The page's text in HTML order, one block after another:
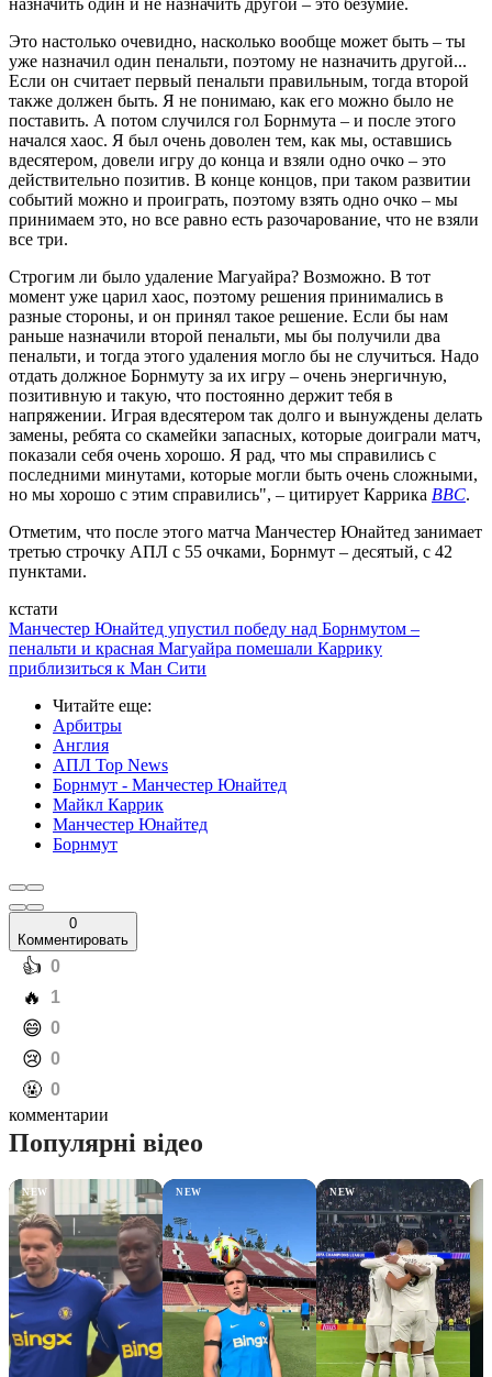
назначить один и не назначить другой – это безумие.
Это настолько очевидно, насколько вообще может быть – ты
уже назначил один пенальти, поэтому не назначить другой...
Если он считает первый пенальти правильным, тогда второй
также должен быть. Я не понимаю, как его можно было не
поставить. А потом случился гол Борнмута – и после этого
начался хаос. Я был очень доволен тем, как мы, оставшись
вдесятером, довели игру до конца и взяли одно очко – это
действительно позитив. В конце концов, при таком развитии
событий можно и проиграть, поэтому взять одно очко – мы
принимаем это, но все равно есть разочарование, что не взяли
все три.
Строгим ли было удаление Магуайра? Возможно. В тот
момент уже царил хаос, поэтому решения принимались в
разные стороны, и он принял такое решение. Если бы нам
раньше назначили второй пенальти, мы бы получили два
пенальти, и тогда этого удаления могло бы не случиться. Надо
отдать должное Борнмуту за их игру – очень энергичную,
позитивную и такую, что постоянно держит тебя в
напряжении. Играя вдесятером так долго и вынуждены делать
замены, ребята со скамейки запасных, которые доиграли матч,
показали себя очень хорошо. Я рад, что мы справились с
последними минутами, которые могли быть очень сложными,
но мы хорошо с этим справились", – цитирует Каррика BBC.
Отметим, что после этого матча Манчестер Юнайтед занимает
третью строчку АПЛ с 55 очками, Борнмут – десятый, с 42
пунктами.
кстати
Манчестер Юнайтед упустил победу над Борнмутом –
пенальти и красная Магуайра помешали Каррику
приблизиться к Ман Сити
Читайте еще:
Арбитры
Англия
АПЛ Top News
Борнмут - Манчестер Юнайтед
Майкл Каррик
Манчестер Юнайтед
Борнмут
0
Комментировать
️👍 0
️🔥 1
️😄 0
️😢 0
️🤬 0
комментарии